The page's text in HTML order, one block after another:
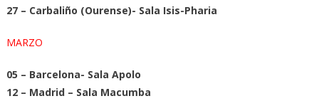
27 – Carbaliño (Ourense)- Sala Isis-Pharia
MARZO
05 – Barcelona- Sala Apolo
12 – Madrid – Sala Macumba